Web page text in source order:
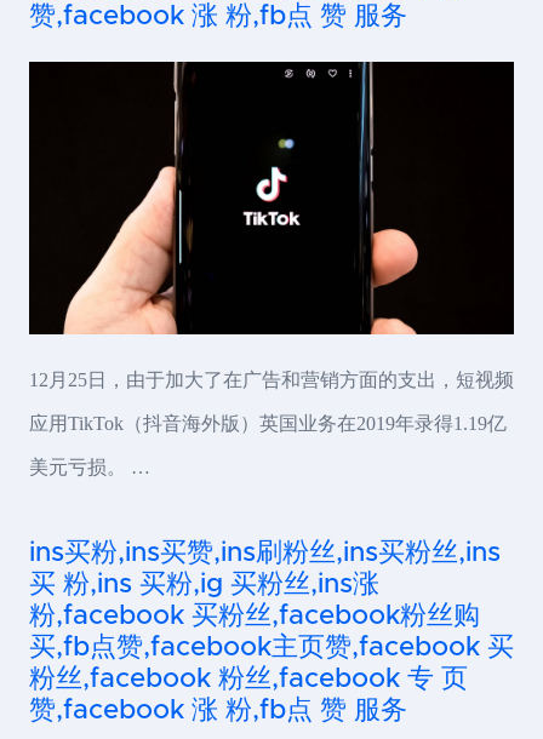
赞,facebook 涨 粉,fb点 赞 服务
12月25日，由于加大了在广告和营销方面的支出，短视频
应用TikTok（抖音海外版）英国业务在2019年录得1.19亿
美元亏损。 …
ins买粉,ins买赞,ins刷粉丝,ins买粉丝,ins
买 粉,ins 买粉,ig 买粉丝,ins涨
粉,facebook 买粉丝,facebook粉丝购
买,fb点赞,facebook主页赞,facebook 买
粉丝,facebook 粉丝,facebook 专 页
赞,facebook 涨 粉,fb点 赞 服务